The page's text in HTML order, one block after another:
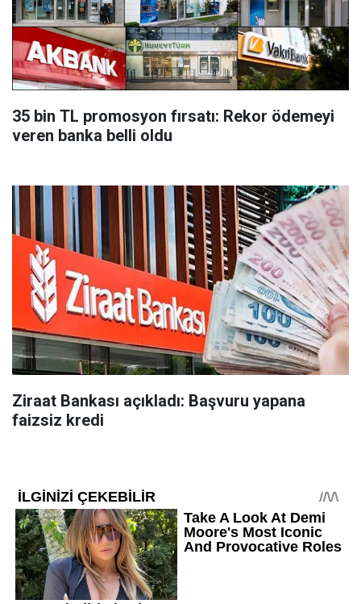
35 bin TL promosyon fırsatı: Rekor ödemeyi
veren banka belli oldu
Ziraat Bankası açıkladı: Başvuru yapana
faizsiz kredi